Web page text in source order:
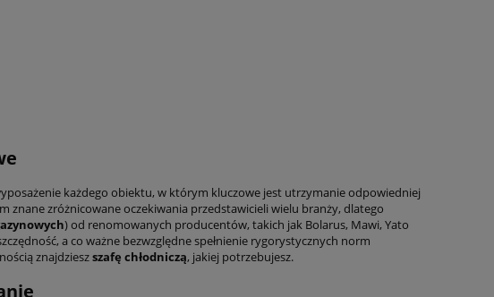
każdego obiektu, w którym kluczowe jest utrzymanie odpowiedniej
zróżnicowane oczekiwania przedstawicieli wielu branży, dlatego
) od renomowanych producentów, takich jak Bolarus, Mawi, Yato
a co ważne bezwzględne spełnienie rygorystycznych norm
znajdzieszszafę chłodniczą, jakiej potrzebujesz.